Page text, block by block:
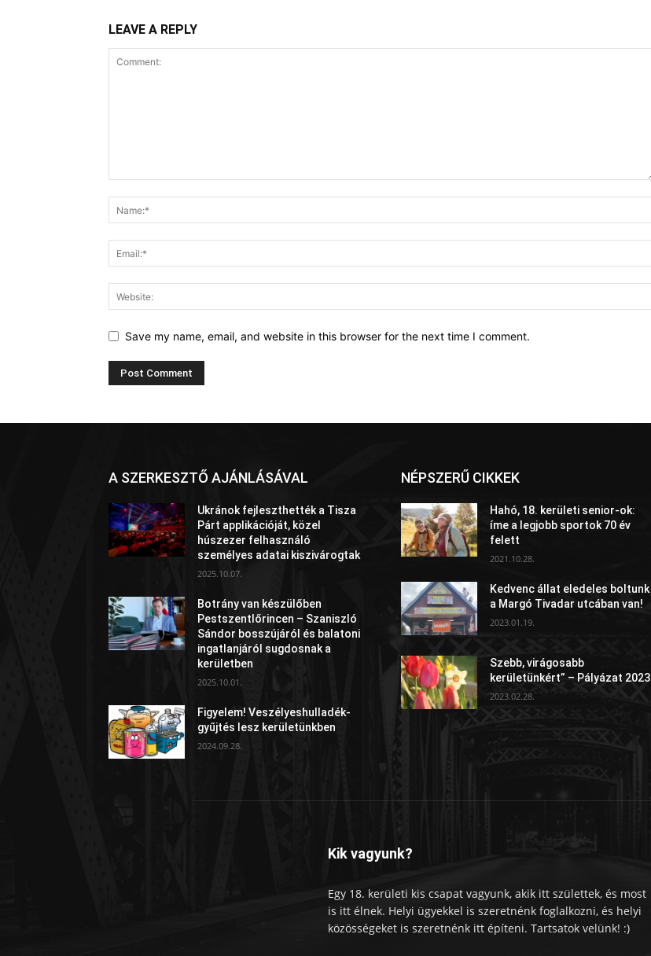
LEAVE A REPLY
Save my name, email, and website in this browser for the next time I comment.
A SZERKESZTŐ AJÁNLÁSÁVAL
Ukránok fejleszthették a Tisza
Párt applikációját, közel
húszezer felhasználó
személyes adatai kiszivárogtak
2025.10.07.
Botrány van készülőben
Pestszentlőrincen – Szaniszló
Sándor bosszújáról és balatoni
ingatlanjáról sugdosnak a
kerületben
2025.10.01.
Figyelem! Veszélyeshulladék-
gyűjtés lesz kerületünkben
2024.09.28.
NÉPSZERŰ CIKKEK
Hahó, 18. kerületi senior-ok:
íme a legjobb sportok 70 év
felett
2021.10.28.
Kedvenc állat eledeles boltunk
a Margó Tivadar utcában van!
2023.01.19.
Szebb, virágosabb
kerületünkért” – Pályázat 2023
2023.02.28.
Kik vagyunk?
Egy 18. kerületi kis csapat vagyunk, akik itt születtek, és most
is itt élnek. Helyi ügyekkel is szeretnénk foglalkozni, és helyi
közösségeket is szeretnénk itt építeni. Tartsatok velünk! :)